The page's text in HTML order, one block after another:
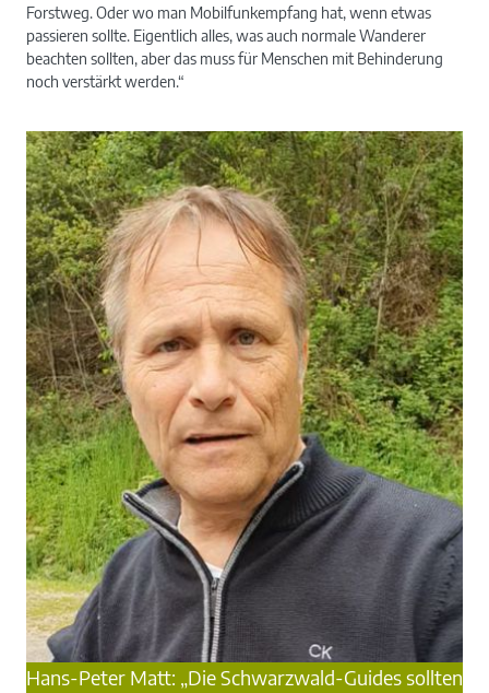
Forstweg. Oder wo man Mobilfunkempfang hat, wenn etwas
passieren sollte. Eigentlich alles, was auch normale Wanderer
beachten sollten, aber das muss für Menschen mit Behinderung
noch verstärkt werden.“
Hans-Peter Matt: „Die Schwarzwald-Guides sollten